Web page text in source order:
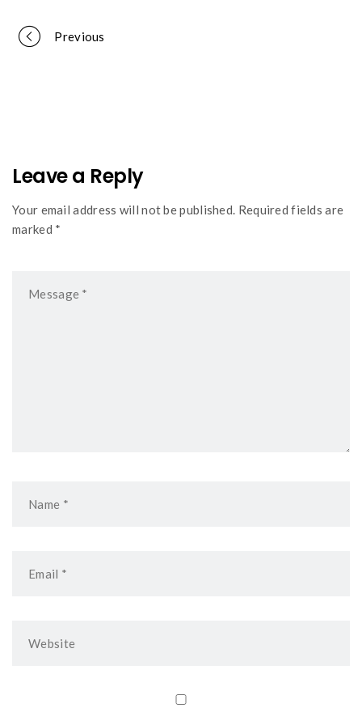
Portfolio
Previous
Leave a Reply
Your email address will not be published. Required fields are
marked *